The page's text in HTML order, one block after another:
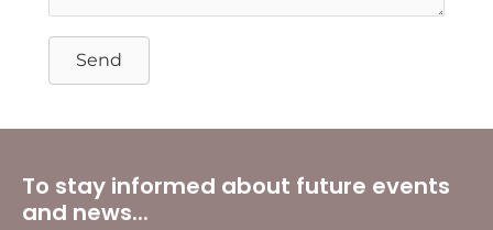
Send
To stay informed about future events
and news...